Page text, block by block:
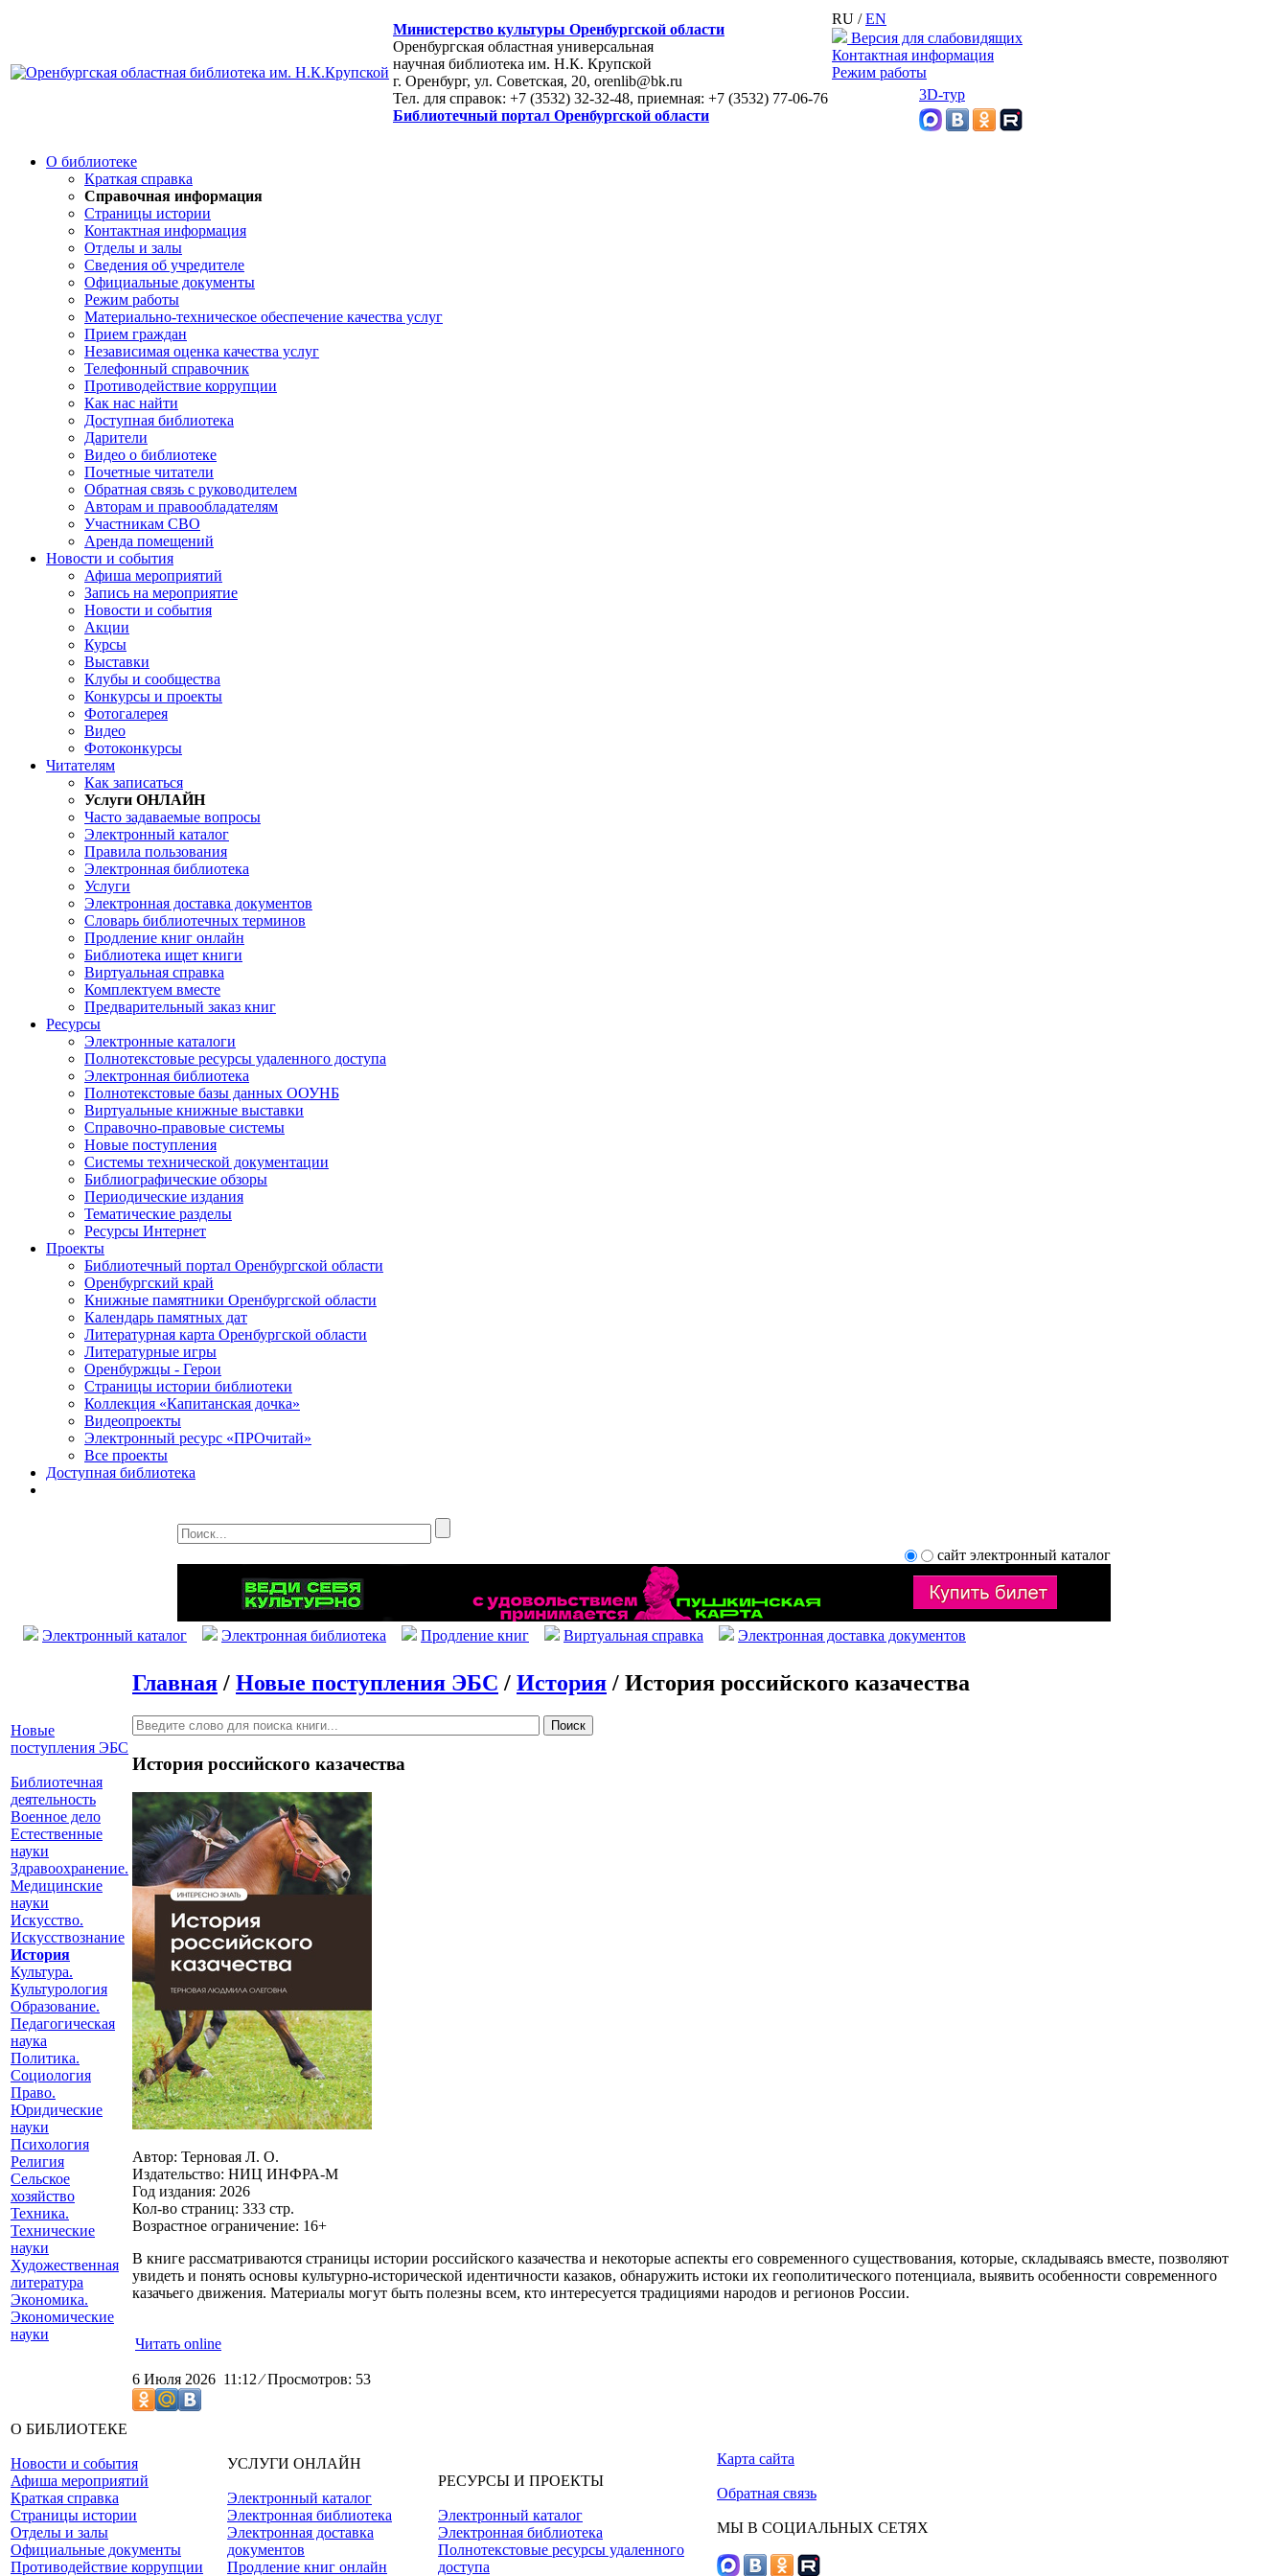
Министерство культуры Оренбургской области
Оренбургская областная универсальная
научная библиотека им. Н.К. Крупской
г. Оренбург, ул. Советская, 20, orenlib@bk.ru
Тел. для справок: +7 (3532) 32-32-48, приемная: +7 (3532) 77-06-76
Библиотечный портал Оренбургской области
RU /EN
Версия для слабовидящих
Контактная информация
Режим работы
3D-тур
О библиотеке
Краткая справка
Справочная информация
Страницы истории
Контактная информация
Отделы и залы
Сведения об учредителе
Официальные документы
Режим работы
Материально-техническое обеспечение качества услуг
Прием граждан
Независимая оценка качества услуг
Телефонный справочник
Противодействие коррупции
Как нас найти
Доступная библиотека
Дарители
Видео о библиотеке
Почетные читатели
Обратная связь с руководителем
Авторам и правообладателям
Участникам СВО
Аренда помещений
Новости и события
Афиша мероприятий
Запись на мероприятие
Новости и события
Акции
Курсы
Выставки
Клубы и сообщества
Конкурсы и проекты
Фотогалерея
Видео
Фотоконкурсы
Читателям
Как записаться
Услуги ОНЛАЙН
Часто задаваемые вопросы
Электронный каталог
Правила пользования
Электронная библиотека
Услуги
Электронная доставка документов
Словарь библиотечных терминов
Продление книг онлайн
Библиотека ищет книги
Виртуальная справка
Комплектуем вместе
Предварительный заказ книг
Ресурсы
Электронные каталоги
Полнотекстовые ресурсы удаленного доступа
Электронная библиотека
Полнотекстовые базы данных ООУНБ
Виртуальные книжные выставки
Справочно-правовые системы
Новые поступления
Cистемы технической документации
Библиографические обзоры
Периодические издания
Тематические разделы
Ресурсы Интернет
Проекты
Библиотечный портал Оренбургской области
Оренбургский край
Книжные памятники Оренбургской области
Календарь памятных дат
Литературная карта Оренбургской области
Литературные игры
Оренбуржцы - Герои
Страницы истории библиотеки
Коллекция «Капитанская дочка»
Видеопроекты
Электронный ресурс «ПРОчитай»
Все проекты
Доступная библиотека
сайт электронный каталог
Электронный каталог Электронная библиотека Продление книг Виртуальная справка Электронная доставка документов
Новые
поступления ЭБС
Библиотечная
деятельность
Военное дело
Естественные
науки
Здравоохранение.
Медицинские
науки
Искусство.
Искусствознание
История
Культура.
Культурология
Образование.
Педагогическая
наука
Политика.
Социология
Право.
Юридические
науки
Психология
Религия
Сельское
хозяйство
Техника.
Технические
науки
Художественная
литература
Экономика.
Экономические
науки
Главная / Новые поступления ЭБС / История / История российского казачества
Поиск
История российского казачества
Автор: Терновая Л. О.
Издательство: НИЦ ИНФРА-М
Год издания: 2026
Кол-во страниц: 333 стр.
Возрастное ограничение: 16+
В книге рассматриваются страницы истории российского казачества и некоторые аспекты его современного существования, которые, складываясь вместе, позволяют
увидеть и понять основы культурно-исторической идентичности казаков, обнаружить истоки их геополитического потенциала, выявить особенности современного
казачьего движения. Материалы могут быть полезны всем, кто интересуется традициями народов и регионов России.
Читать online
6 Июля 2026 11:12⁄Просмотров: 53
О БИБЛИОТЕКЕ
Новости и события
Афиша мероприятий
Краткая справка
Страницы истории
Отделы и залы
Официальные документы
Противодействие коррупции
УСЛУГИ ОНЛАЙН
Электронный каталог
Электронная библиотека
Электронная доставка
документов
Продление книг онлайн
РЕСУРСЫ И ПРОЕКТЫ
Электронный каталог
Электронная библиотека
Полнотекстовые ресурсы удаленного
доступа
Карта сайта
Обратная связь
МЫ В СОЦИАЛЬНЫХ СЕТЯХ